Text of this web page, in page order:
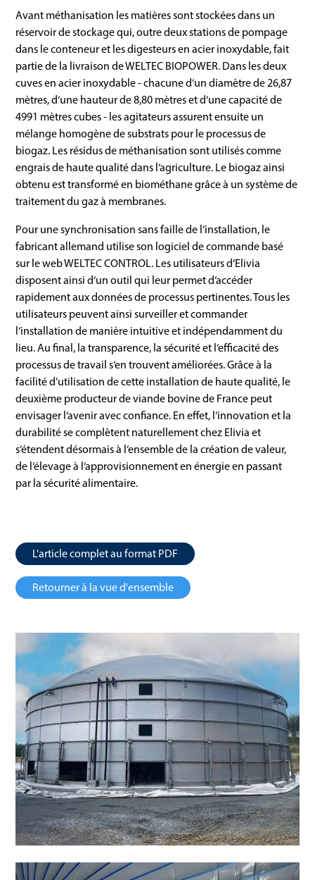
Avant méthanisation les matières sont stockées dans un
réservoir de stockage qui, outre deux stations de pompage
dans le conteneur et les digesteurs en acier inoxydable, fait
partie de la livraison de WELTEC BIOPOWER. Dans les deux
cuves en acier inoxydable - chacune d‘un diamètre de 26,87
mètres, d‘une hauteur de 8,80 mètres et d‘une capacité de
4991 mètres cubes - les agitateurs assurent ensuite un
mélange homogène de substrats pour le processus de
biogaz. Les résidus de méthanisation sont utilisés comme
engrais de haute qualité dans l‘agriculture. Le biogaz ainsi
obtenu est transformé en biométhane grâce à un système de
traitement du gaz à membranes.
Pour une synchronisation sans faille de l‘installation, le
fabricant allemand utilise son logiciel de commande basé
sur le web WELTEC CONTROL. Les utilisateurs d‘Elivia
disposent ainsi d‘un outil qui leur permet d‘accéder
rapidement aux données de processus pertinentes. Tous les
utilisateurs peuvent ainsi surveiller et commander
l‘installation de manière intuitive et indépendamment du
lieu. Au final, la transparence, la sécurité et l‘efficacité des
processus de travail s‘en trouvent améliorées. Grâce à la
facilité d’utilisation de cette installation de haute qualité, le
deuxième producteur de viande bovine de France peut
envisager l‘avenir avec confiance. En effet, l‘innovation et la
durabilité se complètent naturellement chez Elivia et
s‘étendent désormais à l‘ensemble de la création de valeur,
de l‘élevage à l‘approvisionnement en énergie en passant
par la sécurité alimentaire.
L'article complet au format PDF
Retourner à la vue d'ensemble